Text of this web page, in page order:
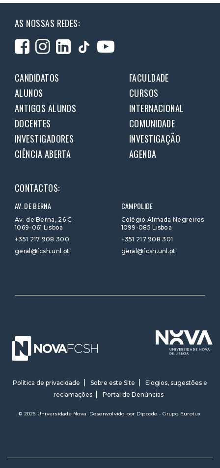
AS NOSSAS REDES:
CANDIDATOS
FACULDADE
ALUNOS
CURSOS
ANTIGOS ALUNOS
INTERNACIONAL
DOCENTES
COMUNIDADE
INVESTIGADORES
INVESTIGAÇÃO
CIÊNCIA ABERTA
AGENDA
CONTACTOS:
AV. DE BERNA
Av. de Berna, 26 C
1069-061 Lisboa
+351 217 908 300
geral@fcsh.unl.pt
CAMPOLIDE
Colégio Almada Negreiros
1099-085 Lisboa
+351 217 908 301
geral@fcsh.unl.pt
Política de privacidade Sobre este Site
Elogios, sugestões e
reclamações
Portal de Denúncias
© 2026 Universidade Nova. Desenvolvido por Dipcode - Grupo Eurotux